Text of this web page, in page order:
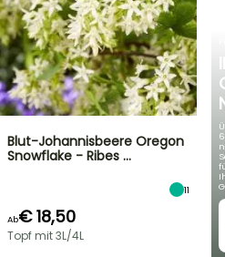
60
für
Blut-Johannisbeere Oregon
Snowflake - Ribes …
11
Ab€ 18,50
Topf mit 3L/4L